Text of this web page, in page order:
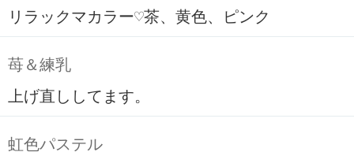
リラックマカラー♡茶、黄色、ピンク
苺＆練乳
上げ直ししてます。
虹色パステル